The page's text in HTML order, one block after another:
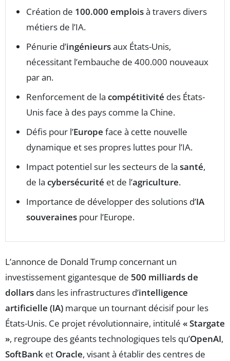
Création de 100.000 emploisà travers divers
métiers de l’IA.
Pénurie d’ingénieursaux États-Unis,
nécessitant l’embauche de 400.000 nouveaux
par an.
Renforcement de la compétitivité des États-
Unis face à des pays comme la Chine.
Défis pour l’Europe face à cette nouvelle
dynamique et ses propres luttes pour l’IA.
Impact potentiel sur les secteurs de la santé,
de la cybersécurité et de l’agriculture.
Importance de développer des solutions d’IA
souveraines pour l’Europe.
L’annonce de Donald Trump concernant un
investissement gigantesque de 500 milliards de
dollars dans les infrastructures d’intelligence
artificielle (IA) marque un tournant décisif pour les
États-Unis. Ce projet révolutionnaire, intitulé « Stargate
», regroupe des géants technologiques tels qu’OpenAI,
SoftBank et Oracle, visant à établir des centres de